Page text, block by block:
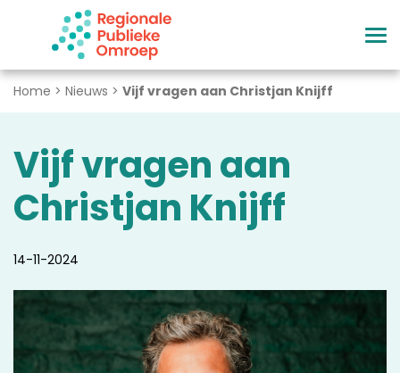
Naar hoofdinhoud
Home > Nieuws > Vijf vragen aan Christjan Knijff
Vijf vragen aan
Christjan Knijff
14-11-2024